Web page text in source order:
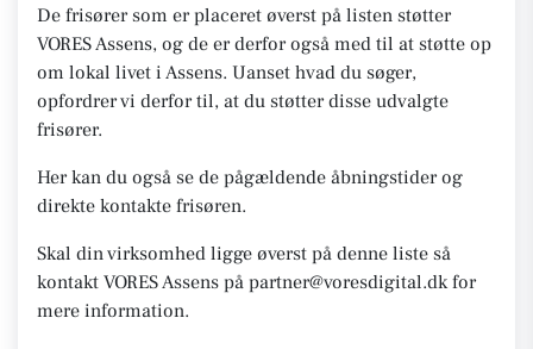
De frisører som er placeret øverst på listen støtter
VORES Assens, og de er derfor også med til at støtte op
om lokal livet i Assens. Uanset hvad du søger,
opfordrer vi derfor til, at du støtter disse udvalgte
frisører.
Her kan du også se de pågældende åbningstider og
direkte kontakte frisøren.
Skal din virksomhed ligge øverst på denne liste så
kontakt VORES Assens på partner@voresdigital.dk for
mere information.